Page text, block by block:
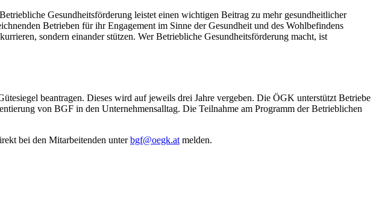
Gesundheitsförderung leistet einen wichtigen Beitrag zu mehr gesundheitlicher
Betrieben für ihr Engagement im Sinne der Gesundheit und des Wohlbefindens
sondern einander stützen. Wer Betriebliche Gesundheitsförderung macht, ist
beantragen. Dieses wird auf jeweils drei Jahre vergeben. Die ÖGK unterstützt Betriebe
von BGF in den Unternehmensalltag. Die Teilnahme am Programm der Betrieblichen
bei den Mitarbeitenden unterbgf@oegk.at melden.